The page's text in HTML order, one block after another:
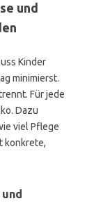
und
Kinder
minimierst.
Für jede
Dazu
viel Pflege
konkrete,